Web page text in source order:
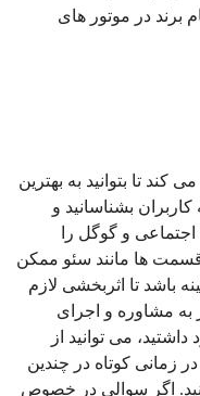
در موتور های
تا بتوانید به بهترین
بشناسانید و
و گوگل را
قسمت ها مانند سئو ممکن
باشد تا اثربخشی لازم
به مشاوره و اجرای
می توانید از
زمانی کوتاه در چندین
اگر سوالی در خصوص